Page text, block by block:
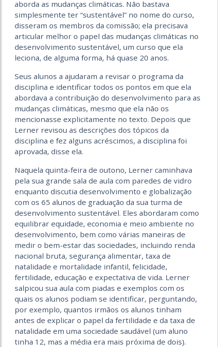
aborda as mudanças climáticas. Não bastava
simplesmente ter “sustentável” no nome do curso,
disseram os membros da comissão; ela precisava
articular melhor o papel das mudanças climáticas no
desenvolvimento sustentável, um curso que ela
leciona, de alguma forma, há quase 20 anos.
Seus alunos a ajudaram a revisar o programa da
disciplina e identificar todos os pontos em que ela
abordava a contribuição do desenvolvimento para as
mudanças climáticas, mesmo que ela não os
mencionasse explicitamente no texto. Depois que
Lerner revisou as descrições dos tópicos da
disciplina e fez alguns acréscimos, a disciplina foi
aprovada, disse ela.
Naquela quinta-feira de outono, Lerner caminhava
pela sua grande sala de aula com paredes de vidro
enquanto discutia desenvolvimento e globalização
com os 65 alunos de graduação da sua turma de
desenvolvimento sustentável. Eles abordaram como
equilibrar equidade, economia e meio ambiente no
desenvolvimento, bem como várias maneiras de
medir o bem-estar das sociedades, incluindo renda
nacional bruta, segurança alimentar, taxa de
natalidade e mortalidade infantil, felicidade,
fertilidade, educação e expectativa de vida. Lerner
salpicou sua aula com piadas e exemplos com os
quais os alunos podiam se identificar, perguntando,
por exemplo, quantos irmãos os alunos tinham
antes de explicar o papel da fertilidade e da taxa de
natalidade em uma sociedade saudável (um aluno
tinha 12, mas a média era mais próxima de dois).